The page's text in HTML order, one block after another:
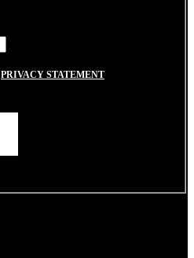
PRIVACY STATEMENT